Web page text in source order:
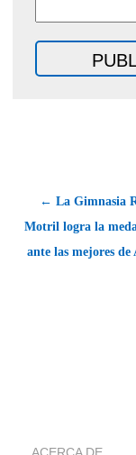
← La Gimnasia
Motril logra la
ante las mejores de
ACERCA DE